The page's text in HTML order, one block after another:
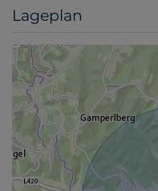
Lageplan